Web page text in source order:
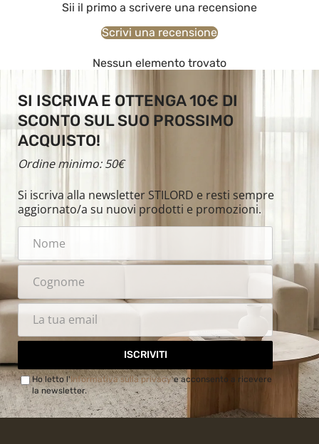
Sii il primo a scrivere una recensione
Scrivi una recensione
Nessun elemento trovato
SI ISCRIVA E OTTENGA 10€ DI
SCONTO SUL SUO PROSSIMO
ACQUISTO!
Ordine minimo: 50€
Si iscriva alla newsletter STILORD e resti sempre
aggiornato/a su nuovi prodotti e promozioni.
ISCRIVITI
Ho letto l'Informativa sulla privacye acconsento a ricevere
la newsletter.